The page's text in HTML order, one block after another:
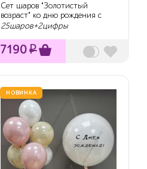
Сет шаров "Золотистый
возраст" ко дню рождения с
цифрами
25шаров+2цифры
7190₽
НОВИНКА